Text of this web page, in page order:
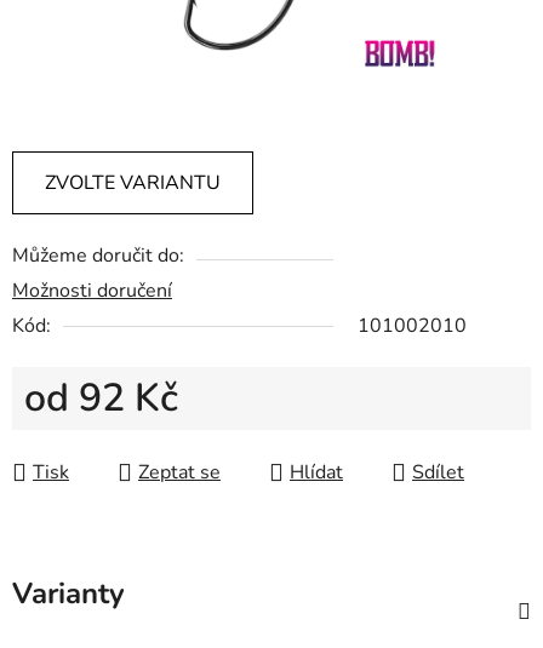
ZVOLTE VARIANTU
Můžeme doručit do:
Možnosti doručení
Kód:
101002010
od 92 Kč
Tisk
Zeptat se Hlídat Sdílet
Varianty